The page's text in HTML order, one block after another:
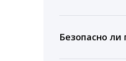
подключении
5 лет.
Безопасно ли